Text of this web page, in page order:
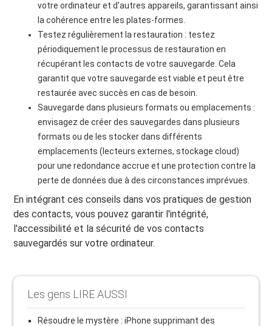
votre ordinateur et d'autres appareils, garantissant ainsi
la cohérence entre les plates-formes.
Testez régulièrement la restauration : testez
périodiquement le processus de restauration en
récupérant les contacts de votre sauvegarde. Cela
garantit que votre sauvegarde est viable et peut être
restaurée avec succès en cas de besoin.
Sauvegarde dans plusieurs formats ou emplacements :
envisagez de créer des sauvegardes dans plusieurs
formats ou de les stocker dans différents
emplacements (lecteurs externes, stockage cloud)
pour une redondance accrue et une protection contre la
perte de données due à des circonstances imprévues.
En intégrant ces conseils dans vos pratiques de gestion
des contacts, vous pouvez garantir l'intégrité,
l'accessibilité et la sécurité de vos contacts
sauvegardés sur votre ordinateur.
Les gens LIRE AUSSI
Résoudre le mystère : iPhone supprimant des